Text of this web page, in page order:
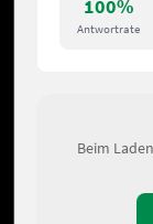
100%
Antwortrate
Beim